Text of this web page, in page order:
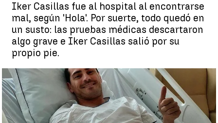
Iker Casillas fue al hospital al encontrarse
mal, según 'Hola'. Por suerte, todo quedó en
un susto: las pruebas médicas descartaron
algo grave e Iker Casillas salió por su
propio pie.
Iker Casillas sufre un nuevo susto del corazón mientras jugaba
al pádel y termina en urgencias | Instagram